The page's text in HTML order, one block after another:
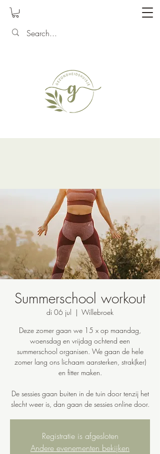
Summerschool workout
di 06 jul
  |
Willebroek
Deze zomer gaan we 15 x op maandag,
woensdag en vrijdag ochtend een
summerschool organisen. We gaan de hele
zomer lang ons lichaam aansterken, strak(ker)
en fitter maken.
De sessies gaan buiten in de tuin door tenzij het
slecht weer is, dan gaan de sessies online door.
Registratie is afgesloten
Andere evenementen bekijken